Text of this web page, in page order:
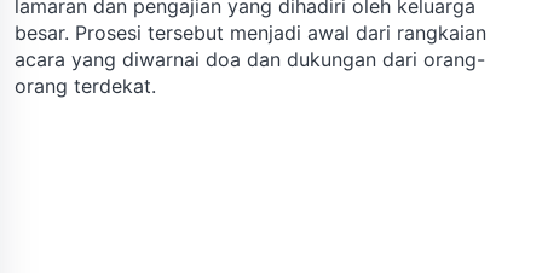
lamaran dan pengajian yang dihadiri oleh keluarga
besar. Prosesi tersebut menjadi awal dari rangkaian
acara yang diwarnai doa dan dukungan dari orang-
orang terdekat.